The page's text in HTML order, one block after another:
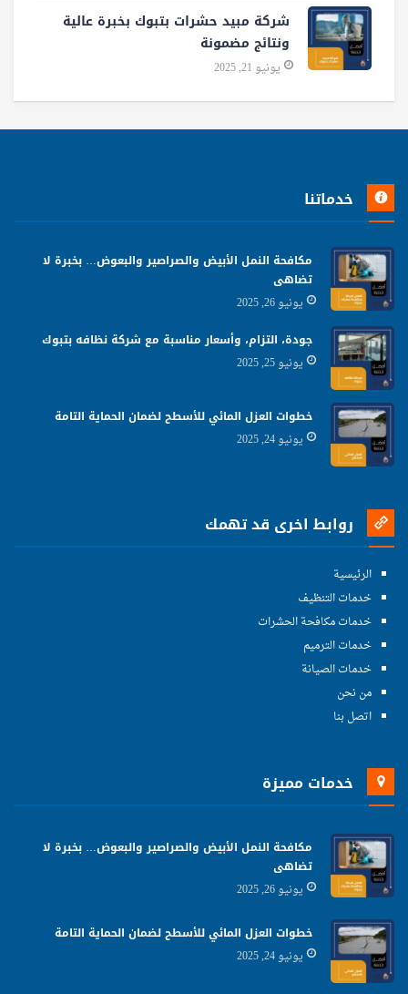
شركة مبيد حشرات بتبوك بخبرة عالية
ونتائج مضمونة
يونيو 21, 2025
خدماتنا
مكافحة النمل الأبيض والصراصير والبعوض… بخبرة لا
تضاهى
يونيو 26, 2025
جودة، التزام، وأسعار مناسبة مع شركة نظافه بتبوك
يونيو 25, 2025
خطوات العزل المائي للأسطح لضمان الحماية التامة
يونيو 24, 2025
روابط اخرى قد تهمك
الرئيسية
خدمات التنظيف
خدمات مكافحة الحشرات
خدمات الترميم
خدمات الصيانة
من نحن
اتصل بنا
خدمات مميزة
مكافحة النمل الأبيض والصراصير والبعوض… بخبرة لا
تضاهى
يونيو 26, 2025
خطوات العزل المائي للأسطح لضمان الحماية التامة
يونيو 24, 2025